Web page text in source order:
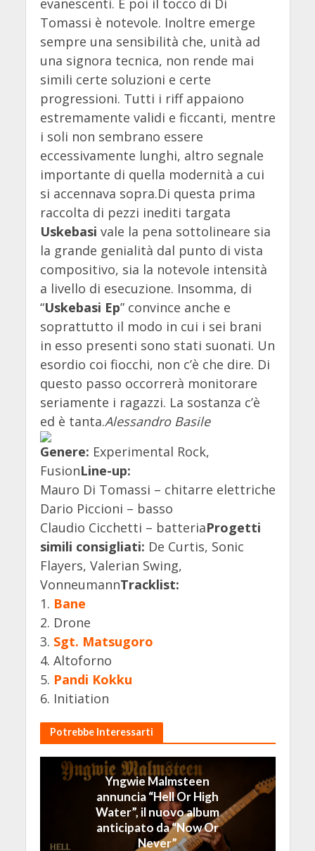
Tomassi è notevole. Inoltre emerge
sempre una sensibilità che, unità ad
una signora tecnica, non rende mai
simili certe soluzioni e certe
progressioni. Tutti i riff appaiono
estremamente validi e ficcanti, mentre
i soli non sembrano essere
eccessivamente lunghi, altro segnale
importante di quella modernità a cui
si accennava sopra.Di questa prima
raccolta di pezzi inediti targata
Uskebasi vale la pena sottolineare sia
la grande genialità dal punto di vista
compositivo, sia la notevole intensità
a livello di esecuzione. Insomma, di
“Uskebasi Ep” convince anche e
soprattutto il modo in cui i sei brani
in esso presenti sono stati suonati. Un
esordio coi fiocchi, non c’è che dire. Di
questo passo occorrerà monitorare
seriamente i ragazzi. La sostanza c’è
ed è tanta.Alessandro Basile
Genere: Experimental Rock,
FusionLine-up:
Mauro Di Tomassi – chitarre elettriche
Dario Piccioni – basso
Claudio Cicchetti – batteriaProgetti
simili consigliati: De Curtis, Sonic
Flayers, Valerian Swing,
VonneumannTracklist:
1. Bane
2. Drone
3. Sgt. Matsugoro
4. Altoforno
5. Pandi Kokku
6. Initiation
Potrebbe Interessarti
Yngwie Malmsteen
annuncia “Hell Or High
Water”, il nuovo album
anticipato da “Now Or
Never”